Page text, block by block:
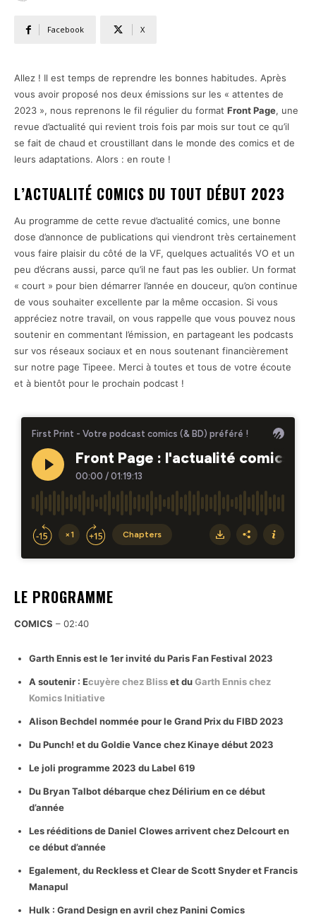
Facebook X
Allez ! Il est temps de reprendre les bonnes habitudes. Après
vous avoir proposé nos deux émissions sur les « attentes de
2023 », nous reprenons le fil régulier du format Front Page, une
revue d’actualité qui revient trois fois par mois sur tout ce qu’il
se fait de chaud et croustillant dans le monde des comics et de
leurs adaptations. Alors : en route !
L’ACTUALITÉ COMICS DU TOUT DÉBUT 2023
Au programme de cette revue d’actualité comics, une bonne
dose d’annonce de publications qui viendront très certainement
vous faire plaisir du côté de la VF, quelques actualités VO et un
peu d’écrans aussi, parce qu’il ne faut pas les oublier. Un format
« court » pour bien démarrer l’année en douceur, qu’on continue
de vous souhaiter excellente par la même occasion. Si vous
appréciez notre travail, on vous rappelle que vous pouvez nous
soutenir en commentant l’émission, en partageant les podcasts
sur vos réseaux sociaux et en nous soutenant financièrement
sur notre page Tipeee. Merci à toutes et tous de votre écoute
et à bientôt pour le prochain podcast !
LE PROGRAMME
COMICS – 02:40
Garth Ennis est le 1er invité du Paris Fan Festival 2023
A soutenir : Ecuyère chez Blisset duGarth Ennis chez
Komics Initiative
Alison Bechdel nommée pour le Grand Prix du FIBD 2023
Du Punch! et du Goldie Vance chez Kinaye début 2023
Le joli programme 2023 du Label 619
Du Bryan Talbot débarque chez Délirium en ce début
d’année
Les rééditions de Daniel Clowes arrivent chez Delcourt en
ce début d’année
Egalement, du Reckless et Clear de Scott Snyder et Francis
Manapul
Hulk : Grand Design en avril chez Panini Comics